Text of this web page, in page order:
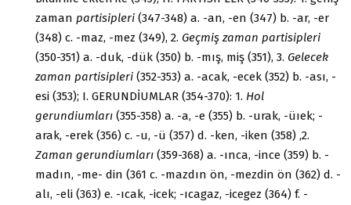
zaman partisipleri (347-348) a. -an, -en (347) b. -ar, -er
(348) c. -maz, -mez (349), 2. Geçmiş zaman partisipleri
(350-351) a. -duk, -dük (350) b. -mış, miş (351), 3. Gelecek
zaman partisipleri (352-353) a. -acak, -ecek (352) b. -ası, -
esi (353); I. GERUNDİUMLAR (354-370): 1. Hol
gerundiumları (355-358) a. -a, -e (355) b. -urak, -üıek; -
arak, -erek (356) c. -u, -ü (357) d. -ken, -iken (358) ,2.
Zaman gerundiumları (359-368) a. -ınca, -ince (359) b. -
madın, -me- din (361 c. -mazdın ön, -mezdin ön (362) d. -
alı, -eli (363) e. -ıcak, -icek; -ıcagaz, -icegez (364) f. -